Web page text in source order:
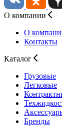
О компании
О
Контакты
Каталог
Грузовые
Легковые
Бренды